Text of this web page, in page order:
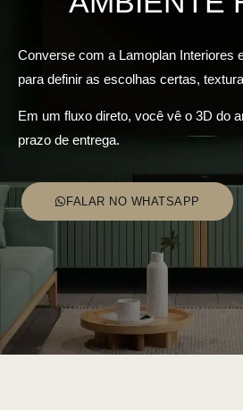
Converse com a Lamoplan Interiores
para definir as escolhas certas,
Em um fluxo direto, você vê o 3D do
prazo de entrega.
FALAR NO WHATSAPP